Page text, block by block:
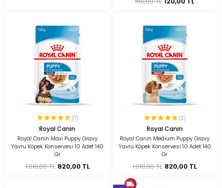
(7)
Royal Canin
Royal Canin Maxi Puppy Gravy
Yavru Köpek Konservesi 10 Adet 140
Gr
1.010,00 TL 820,00 TL
(2)
Royal Canin
Royal Canin Medium Puppy Gravy
Yavru Köpek Konservesi 10 Adet 140
Gr
1.010,00 TL 820,00 TL